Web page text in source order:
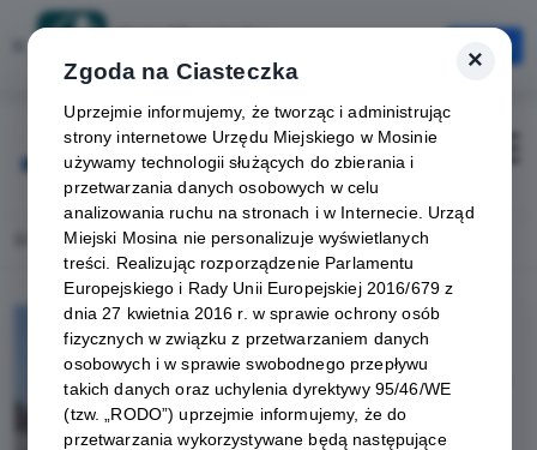
× Szybciej, wygodniej, zawsze pod ręką
Otwórz
Zaloguj
Home Lista aktualności Nowy Partner w Mosińskiej Karcie Mieszkańca!
×
Zgoda na Ciasteczka
Uprzejmie informujemy, że tworząc i administrując
strony internetowe Urzędu Miejskiego w Mosinie
używamy technologii służących do zbierania i
przetwarzania danych osobowych w celu
analizowania ruchu na stronach i w Internecie. Urząd
Miejski Mosina nie personalizuje wyświetlanych
treści. Realizując rozporządzenie Parlamentu
Europejskiego i Rady Unii Europejskiej 2016/679 z
dnia 27 kwietnia 2016 r. w sprawie ochrony osób
fizycznych w związku z przetwarzaniem danych
osobowych i w sprawie swobodnego przepływu
takich danych oraz uchylenia dyrektywy 95/46/WE
(tzw. „RODO”) uprzejmie informujemy, że do
przetwarzania wykorzystywane będą następujące